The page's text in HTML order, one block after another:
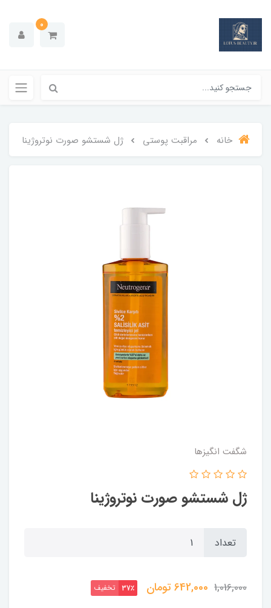
0
خانه مراقبت پوستی ژل شستشو صورت نوتروژينا
شگفت انگيزها
ژل شستشو صورت نوتروژينا
تعداد
1,016,000
642,000تومان 37٪ تخفیف